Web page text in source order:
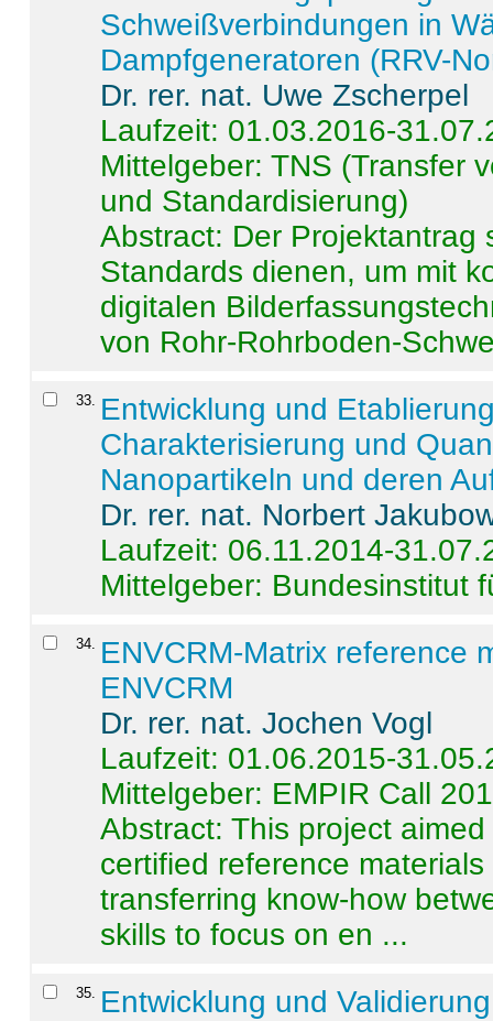
Schweißverbindungen in
Dampfgeneratoren (RRV-
Dr. rer. nat. Uwe Zscherpel
Laufzeit: 01.03.2016-
Mittelgeber: TNS (Transfer
und Standardisierung)
Abstract: Der Projektantrag
Standards dienen, um mit
digitalen
von Rohr-Rohrboden-
33. Entwicklung und
Charakterisierung und
Nanopartikeln und deren
Dr. rer. nat. Norbert
Laufzeit: 06.11.2014-
Mittelgeber: Bundesinstitut
34. ENVCRM-Matrix reference
ENVCRM
Dr. rer. nat. Jochen Vogl
Laufzeit: 01.06.2015-
Mittelgeber: EMPIR Call
Abstract:This project
certified reference
transferring know-how
skills to focus on en ...
35. Entwicklung und